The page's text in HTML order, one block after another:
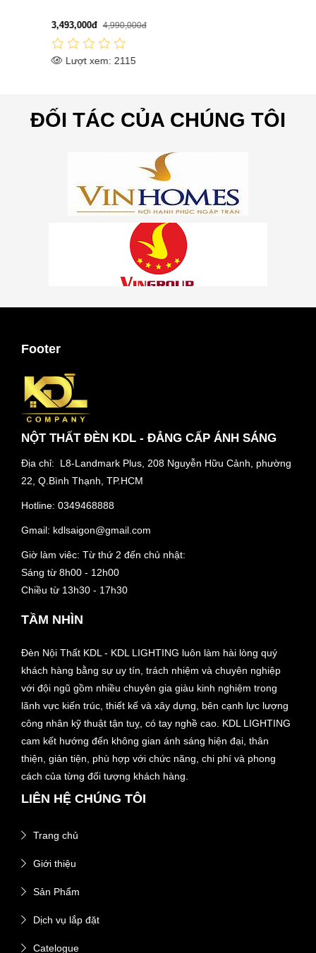
3,493,000đ 4,990,000đ
Lượt xem: 2115
ĐỐI TÁC CỦA CHÚNG TÔI
Footer
NỘT THẤT ĐÈN KDL - ĐẲNG CẤP ÁNH SÁNG
Địa chỉ: L8-Landmark Plus, 208 Nguyễn Hữu Cảnh, phường
22, Q.Bình Thạnh, TP.HCM
Hotline: 0349468888
Gmail: kdlsaigon@gmail.com
Giờ làm viêc: Từ thứ 2 đến chủ nhật:
Sáng từ 8h00 - 12h00
Chiều từ 13h30 - 17h30
TẦM NHÌN
Đèn Nội Thất KDL - KDL LIGHTING luôn làm hài lòng quý
khách hàng bằng sự uy tín, trách nhiệm và chuyên nghiệp
với đội ngũ gồm nhiều chuyên gia giàu kinh nghiệm trong
lãnh vực kiến trúc, thiết kế và xây dựng, bên cạnh lực lượng
công nhân kỹ thuật tận tuỵ, có tay nghề cao. KDL LIGHTING
cam kết hướng đến không gian ánh sáng hiện đại, thân
thiện, giản tiện, phù hợp với chức năng, chi phí và phong
cách của từng đối tượng khách hàng.
LIÊN HỆ CHÚNG TÔI
Trang chủ
Giới thiệu
Sản Phẩm
Dịch vụ lắp đặt
Catelogue